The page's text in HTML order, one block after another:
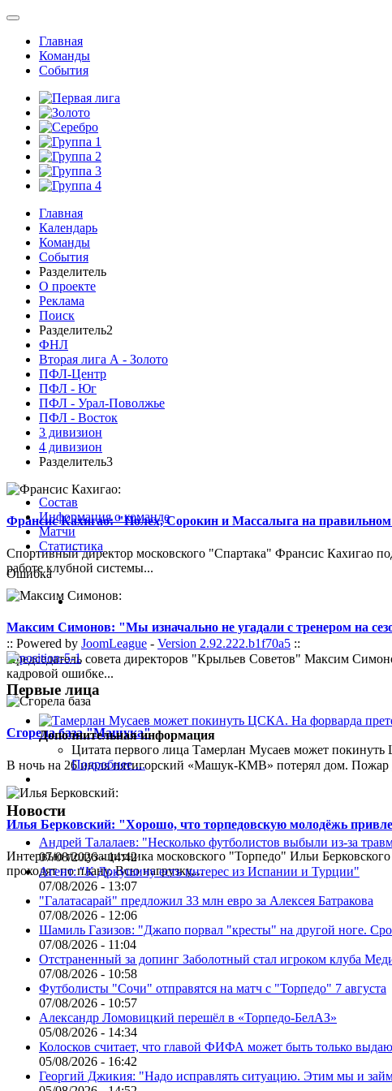
Главная
Команды
События
Главная
Календарь
Команды
События
Разделитель
О проекте
Реклама
Поиск
Разделитель2
ФНЛ
Вторая лига А - Золото
ПФЛ-Центр
ПФЛ - Юг
ПФЛ - Урал-Поволжье
ПФЛ - Восток
3 дивизион
4 дивизион
Разделитель3
Франсис Кахигао: "Полех, Сорокин и Массалыга на
Спортивный директор московского "Спартака" Франсис Кахигао
работе клубной системы...
Максим Симонов: "Мы изначально не угадали с тренером на
Председатель совета директоров "Крыльев Советов" Максим
кадровой ошибке...
Сгорела база "Машука"
В ночь на 26 июля пятигорский «Машук-КМВ» потерял дом. Пожар
Илья Берковский: "Хорошо, что торпедовскую молодёжь
Интервью полузащитника московского "Торпедо" Ильи
проходят по плану. Всю нагрузку,...
Состав
Информация о команде
Матчи
Статистика
Ошибка
:: Powered by JoomLeague - Version 2.92.222.b1f70a5 ::
Первые лица
Дополнительная информация
Цитата первого лица Тамерлан Мусаев может
Подробнее ...
Новости
Андрей Талалаев: "Несколько футболистов выбыли из-за
07/08/2026 - 14:42
Агент: "К Дркушичу есть интерес из Испании и Турции"
07/08/2026 - 13:07
"Галатасарай" предложил 33 млн евро за Алексея Батракова
07/08/2026 - 12:06
Шамиль Газизов: "Джапо порвал "кресты" на другой ноге.
07/08/2026 - 11:04
Отстраненный за допинг Заболотный стал игроком клуба
07/08/2026 - 10:58
Футболисты "Сочи" отправятся на матч с "Торпедо" 7 августа
07/08/2026 - 10:57
Александр Ломовицкий перешёл в «Торпедо-БелАЗ»
05/08/2026 - 14:34
Колосков считает, что главой ФИФА может быть только
05/08/2026 - 16:42
Георгий Джикия: "Надо исправлять ситуацию. Этим мы и